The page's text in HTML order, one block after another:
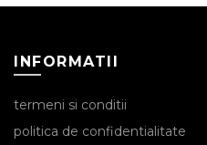
INFORMATII
termeni si conditii
politica de confidentialitate